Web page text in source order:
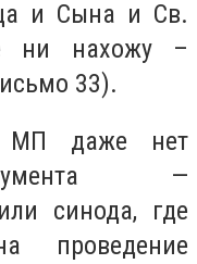
и Сына и Св.
ни нахожу –
33).
МП даже нет
—
синода, где
проведение